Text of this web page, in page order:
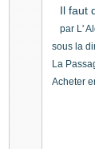
Il faut
par L'
sous la
La
Acheter